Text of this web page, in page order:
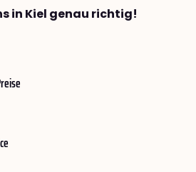
in Kiel genau richtig!